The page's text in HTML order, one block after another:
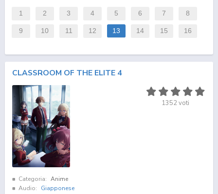
1 2 3 4 5 6 7 8
9 10 11 12 13 14 15 16
CLASSROOM OF THE ELITE 4
1352voti
Categoria: Anime
Audio:
Giapponese